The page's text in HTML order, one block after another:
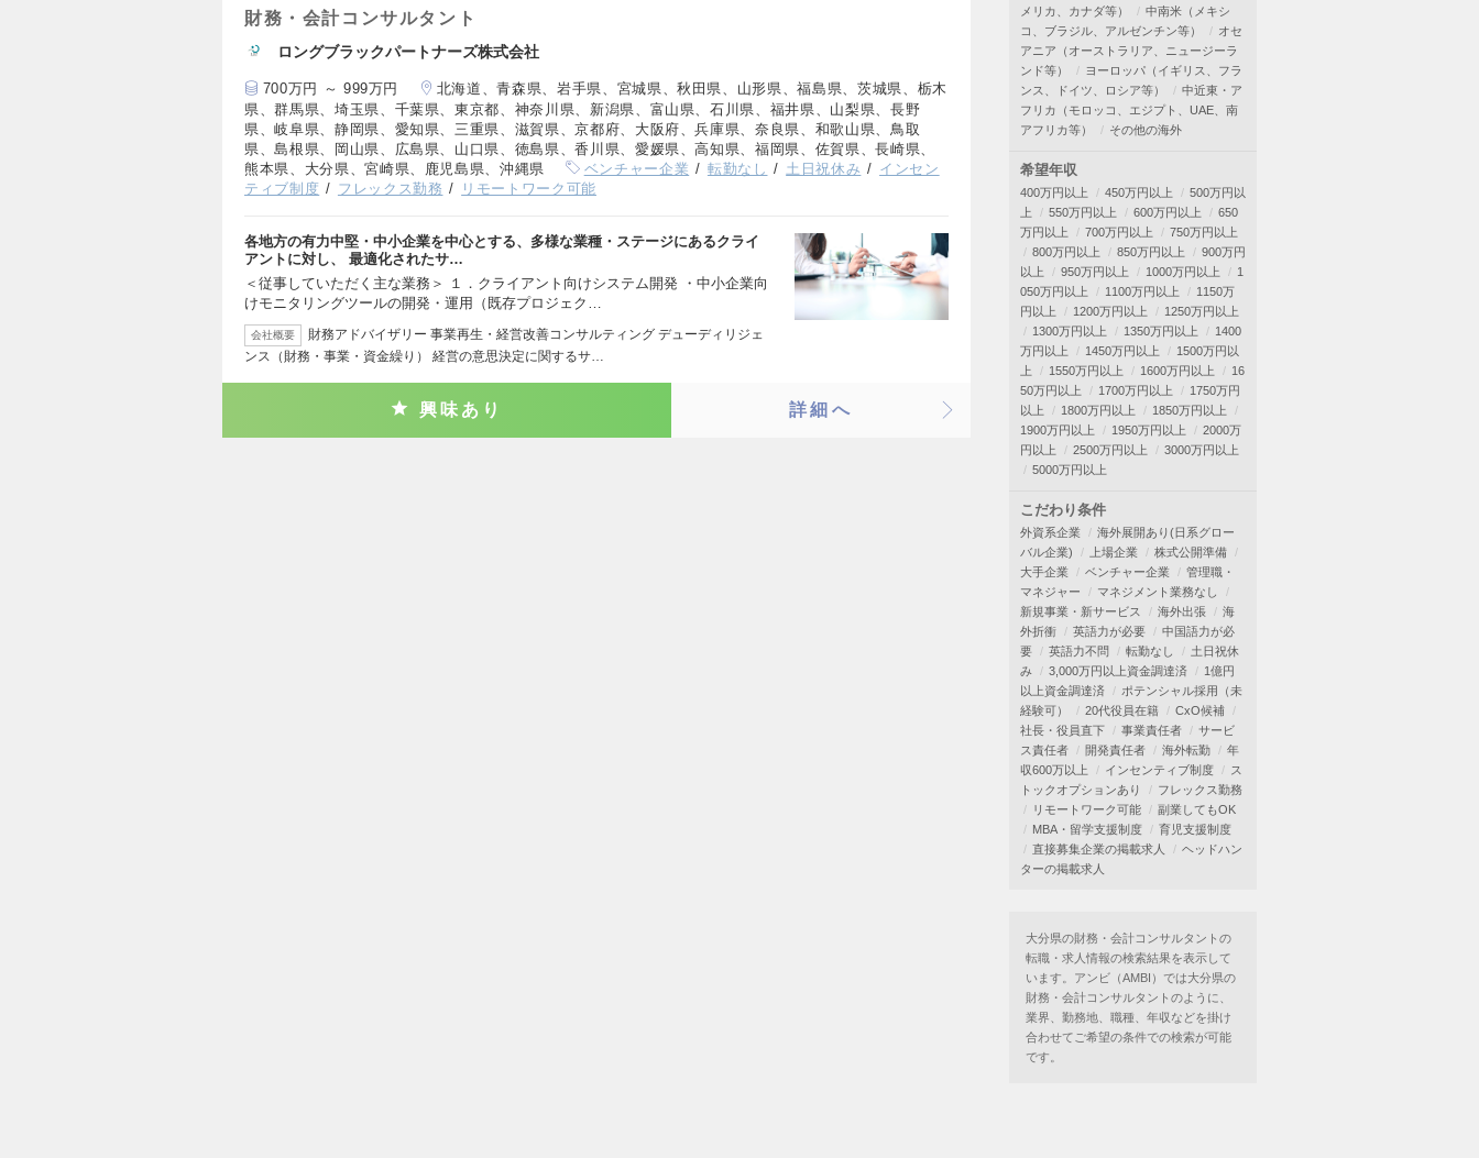
財務・会計コンサルタント
ロングブラックパートナーズ株式会社
700万円 ～ 999万円
北海道、青森県、岩手県、宮城県、秋田県、山形県、福島県、茨城県、栃木
県、群馬県、埼玉県、千葉県、東京都、神奈川県、新潟県、富山県、石川県、福井県、山梨県、長野
県、岐阜県、静岡県、愛知県、三重県、滋賀県、京都府、大阪府、兵庫県、奈良県、和歌山県、鳥取
県、島根県、岡山県、広島県、山口県、徳島県、香川県、愛媛県、高知県、福岡県、佐賀県、長崎県、
熊本県、大分県、宮崎県、鹿児島県、沖縄県
ベンチャー企業 転勤なし 土日祝休み
インセン
ティブ制度
フレックス勤務 リモートワーク可能
各地方の有力中堅・中小企業を中心とする、多様な業種・ステージにあるクライ
アントに対し、 最適化されたサ…
＜従事していただく主な業務＞ １．クライアント向けシステム開発 ・中小企業向
けモニタリングツールの開発・運用（既存プロジェク…
会社概要
財務アドバイザリー 事業再生・経営改善コンサルティング デューディリジェ
ンス（財務・事業・資金繰り） 経営の意思決定に関するサ…
興味あり 詳細へ
メリカ、カナダ等）
中南米（メキシ
コ、ブラジル、アルゼンチン等）
オセ
アニア（オーストラリア、ニュージーラ
ンド等）
ヨーロッパ（イギリス、フラ
ンス、ドイツ、ロシア等）
中近東・ア
フリカ（モロッコ、エジプト、UAE、南
アフリカ等）
その他の海外
希望年収
400万円以上 450万円以上
500万円以
上
550万円以上 600万円以上
650
万円以上
700万円以上
750万円以上
800万円以上
850万円以上
900万円
以上
950万円以上 1000万円以上
1
050万円以上
1100万円以上
1150万
円以上
1200万円以上
1250万円以上
1300万円以上
1350万円以上
1400
万円以上
1450万円以上
1500万円以
上
1550万円以上 1600万円以上
16
50万円以上
1700万円以上
1750万円
以上
1800万円以上
1850万円以上
1900万円以上
1950万円以上
2000万
円以上
2500万円以上
3000万円以上
5000万円以上
こだわり条件
外資系企業
海外展開あり(日系グロー
バル企業)
上場企業
株式公開準備
大手企業
ベンチャー企業
管理職・
マネジャー
マネジメント業務なし
新規事業・新サービス
海外出張
海
外折衝
英語力が必要
中国語力が必
要
英語力不問 転勤なし
土日祝休
み
3,000万円以上資金調達済
1億円
以上資金調達済
ポテンシャル採用（未
経験可）
20代役員在籍
CxO候補
社長・役員直下
事業責任者
サービ
ス責任者
開発責任者 海外転勤
年
収600万以上
インセンティブ制度
ス
トックオプションあり
フレックス勤務
リモートワーク可能
副業してもOK
MBA・留学支援制度
育児支援制度
直接募集企業の掲載求人
ヘッドハン
ターの掲載求人
大分県の財務・会計コンサルタントの
転職・求人情報の検索結果を表示して
います。アンビ（AMBI）では大分県の
財務・会計コンサルタントのように、
業界、勤務地、職種、年収などを掛け
合わせてご希望の条件での検索が可能
です。